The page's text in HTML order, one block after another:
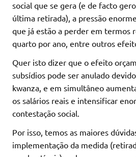
social que se gera (e de facto
última retirada), a pressão
que já estão a perder em termos
quarto por ano, entre outros
Quer isto dizer que o efeito
subsídios pode ser anulado
kwanza, e em simultâneo
os salários reais e intensificar
contestação social.
Por isso, temos as maiores
implementação da medida